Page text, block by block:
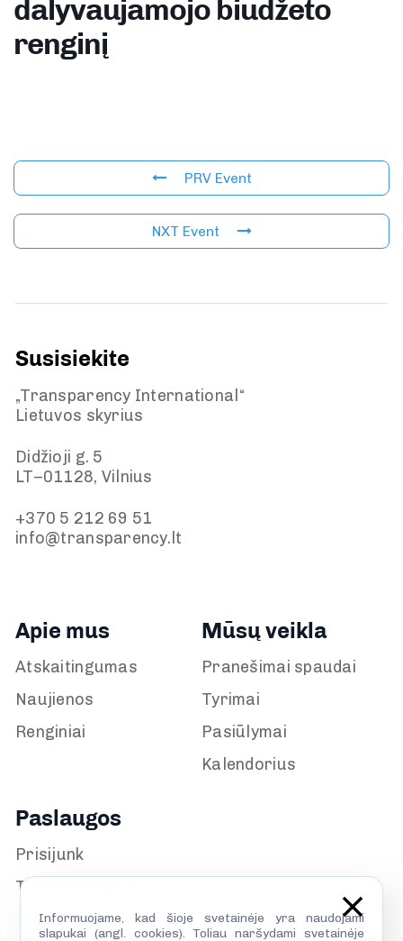
dalyvaujamojo biudžeto
renginį
PRV Event
NXT Event
Susisiekite
„Transparency International“
Lietuvos skyrius
Didžioji g. 5
LT–01128, Vilnius
+370 5 212 69 51
info@transparency.lt
Apie mus
Atskaitingumas
Naujienos
Renginiai
Mūsų veikla
Pranešimai spaudai
Tyrimai
Pasiūlymai
Kalendorius
Paslaugos
Prisijunk
TILS biblioteka
Informuojame, kad šioje svetainėje yra naudojami
slapukai (angl. cookies). Toliau naršydami svetainėje